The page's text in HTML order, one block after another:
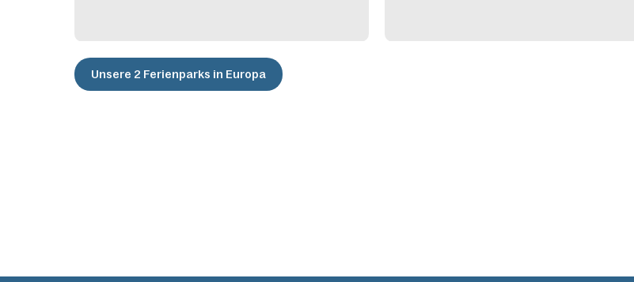
Unsere 2 Ferienparks in Europa